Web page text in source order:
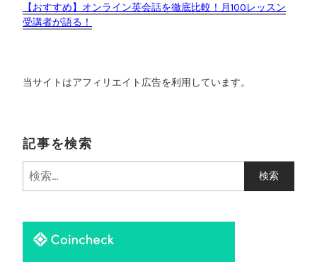
【おすすめ】オンライン英会話を徹底比較！月100レッスン
受講者が語る！
当サイトはアフィリエイト広告を利用しています。
記事を検索
検
索